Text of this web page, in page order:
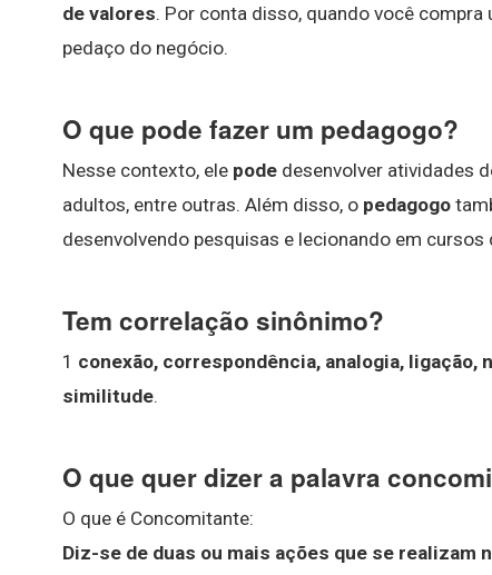
de valores. Por conta disso, quando você
pedaço do negócio.
O que pode fazer um pedagogo?
Nesse contexto, ele pode desenvolver atividades
adultos, entre outras. Além disso, o pedagogo
desenvolvendo pesquisas e lecionando em
Tem correlação sinônimo?
1 conexão, correspondência, analogia, ligação,
similitude.
O que quer dizer a palavra
O que é Concomitante:
Diz-se de duas ou mais ações que se